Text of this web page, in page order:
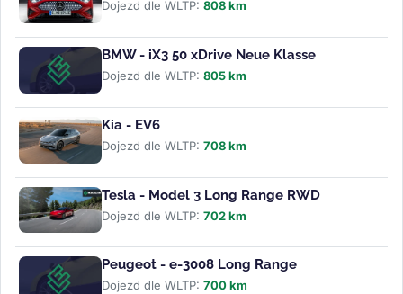
Dojezd dle WLTP: 808 km
BMW - iX3 50 xDrive Neue Klasse
Dojezd dle WLTP: 805 km
Kia - EV6
Dojezd dle WLTP: 708 km
Tesla - Model 3 Long Range RWD
Dojezd dle WLTP: 702 km
Peugeot - e-3008 Long Range
Dojezd dle WLTP: 700 km